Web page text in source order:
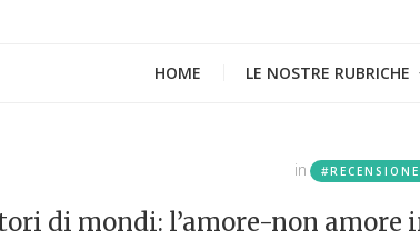
HOME LE NOSTRE RUBRICHE
in #RECENSIONE
di mondi: l’amore-non amore